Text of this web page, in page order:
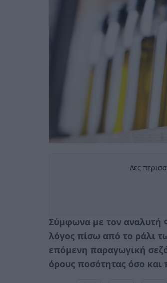
Δες
Σύμφωνα με τον αναλυτή
λόγος πίσω από το ράλι
επόμενη παραγωγική
όρους ποσότητας όσο και